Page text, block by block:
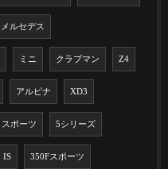
メルセデス
ミニ クラブマン Z4
アルピナ XD3
スポーツ 5シリーズ
IS 350Fスポーツ